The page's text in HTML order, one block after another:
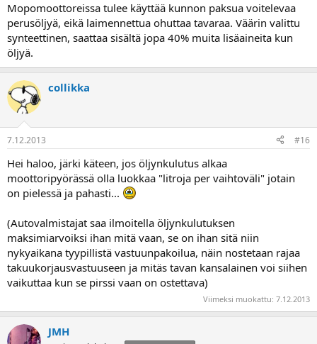
Mopomoottoreissa tulee käyttää kunnon paksua voitelevaa
perusöljyä, eikä laimennettua ohuttaa tavaraa. Väärin valittu
synteettinen, saattaa sisältä jopa 40% muita lisäaineita kun
öljyä.
collikka
7.12.2013 #16
Hei haloo, järki käteen, jos öljynkulutus alkaa
moottoripyörässä olla luokkaa "litroja per vaihtoväli" jotain
on pielessä ja pahasti...
(Autovalmistajat saa ilmoitella öljynkulutuksen
maksimiarvoiksi ihan mitä vaan, se on ihan sitä niin
nykyaikana tyypillistä vastuunpakoilua, näin nostetaan rajaa
takuukorjausvastuuseen ja mitäs tavan kansalainen voi siihen
vaikuttaa kun se pirssi vaan on ostettava)
Viimeksi muokattu: 7.12.2013
JMH